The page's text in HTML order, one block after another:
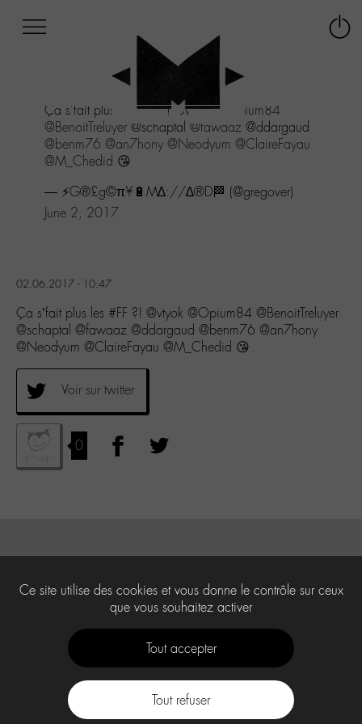
au
menu
Aller
au
Aller
Ça s'fait plus les #FF?! @vtyok@Opium84
@BenoitTreluyer @schaptal @fawaaz @ddargaud
@benm76 @an7hony @Neodyum @ClaireFayau
@M_Chedid 😘
— ⚡G®£g©π¥🔋M∆://∆®D🏁 (@gregover)
June 2, 2017
02.06.2017 - 10:47
Ça s’fait plus les #FF ?! @vtyok @Opium84 @BenoitTreluyer
@schaptal @fawaaz @ddargaud @benm76 @an7hony
@Neodyum @ClaireFayau @M_Chedid 😘
Voir sur twitter
0
Ce site utilise des cookies et vous donne le contrôle sur ceux
que vous souhaitez activer
Tout accepter
Tout refuser